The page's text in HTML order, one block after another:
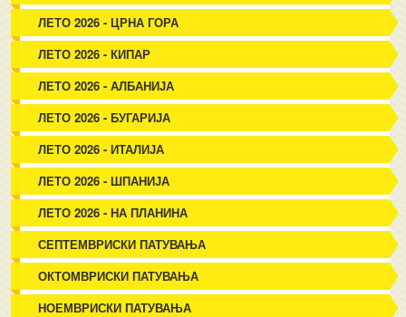
ЛЕТО 2026 - ЦРНА ГОРА
ЛЕТО 2026 - КИПАР
ЛЕТО 2026 - АЛБАНИЈА
ЛЕТО 2026 - БУГАРИЈА
ЛЕТО 2026 - ИТАЛИЈА
ЛЕТО 2026 - ШПАНИЈА
ЛЕТО 2026 - НА ПЛАНИНА
СЕПТЕМВРИСКИ ПАТУВАЊА
ОКТОМВРИСКИ ПАТУВАЊА
НОЕМВРИСКИ ПАТУВАЊА